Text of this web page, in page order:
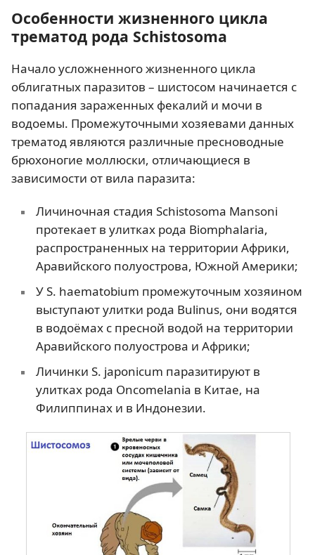
Особенности жизненного цикла
трематод рода Schistosoma
Начало усложненного жизненного цикла
облигатных паразитов – шистосом начинается с
попадания зараженных фекалий и мочи в
водоемы. Промежуточными хозяевами данных
трематод являются различные пресноводные
брюхоногие моллюски, отличающиеся в
зависимости от вила паразита:
Личиночная стадия Schistosoma Mansoni
протекает в улитках рода Biomphalaria,
распространенных на территории Африки,
Аравийского полуострова, Южной Америки;
У S. haematobium промежуточным хозяином
выступают улитки рода Bulinus, они водятся
в водоёмах с пресной водой на территории
Аравийского полуострова и Африки;
Личинки S. japonicum паразитируют в
улитках рода Oncomelania в Китае, на
Филиппинах и в Индонезии.